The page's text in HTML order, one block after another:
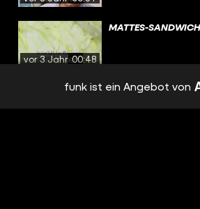
vor 3 Jahren00:48
MATTES-SANDWICH
DEFTIGE
funk ist ein Angebot von